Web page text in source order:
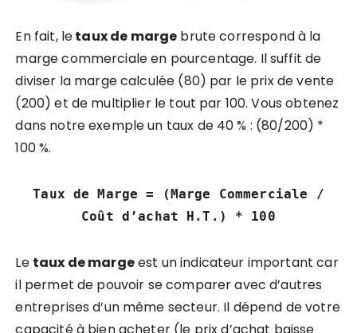
En fait, letaux de marge brute correspond à la
marge commerciale en pourcentage. Il suffit de
diviser la marge calculée (80) par le prix de vente
(200) et de multiplier le tout par 100. Vous obtenez
dans notre exemple un taux de 40 % : (80/200) *
100 %.
Taux de Marge = (Marge Commerciale /
Coût d’achat H.T.) * 100
Le taux de margeest un indicateur important car
il permet de pouvoir se comparer avec d’autres
entreprises d’un même secteur. Il dépend de votre
capacité à bien acheter (le prix d’achat baisse